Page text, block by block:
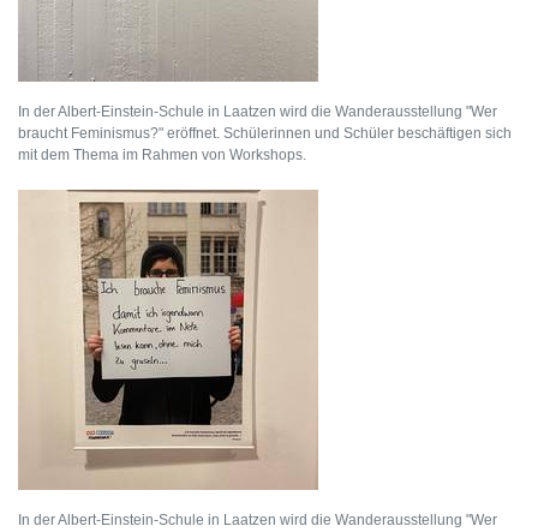
In der Albert-Einstein-Schule in Laatzen wird die Wanderausstellung "Wer
braucht Feminismus?" eröffnet. Schülerinnen und Schüler beschäftigen sich
mit dem Thema im Rahmen von Workshops.
In der Albert-Einstein-Schule in Laatzen wird die Wanderausstellung "Wer